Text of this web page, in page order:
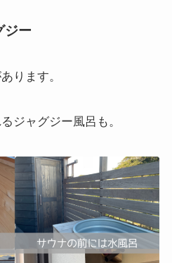
ジー
ります。
ジャグジー風呂も。